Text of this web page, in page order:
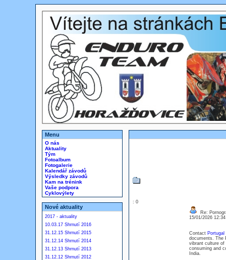
Menu
O nás
Aktuality
Tým
Fotoalbum
Fotogalerie
Kalendář závodů
Výsledky závodů
Kam na trénink
Vaše podpora
Cyklovýlety
Nové aktuality
2017 - aktuality
10.03.17 Shrnutí 2016
31.12.15 Shrnutí 2015
31.12.14 Shrnutí 2014
31.12.13 Shrnutí 2013
31.12.12 Shrnutí 2012
: 0
Re:
15/01/2026
Contact
documents. The
vibrant culture of
consuming and
India.